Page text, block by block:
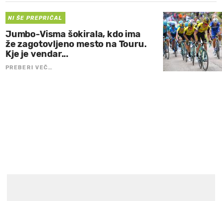
NI ŠE PREPRIČAL
Jumbo-Visma šokirala, kdo ima
že zagotovljeno mesto na Touru.
Kje je vendar...
PREBERI VEČ…